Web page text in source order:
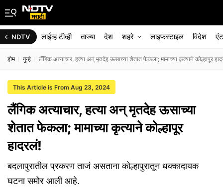
NDTV लाईव्ह टीव्ही ताज्या देश शहरे लाइफस्टाइल विदेश
होम गुन्हे लैंगिक अत्याचार, हत्या अन् मृतदेह ऊसाच्या शेतात फेकला; मामाच्या कृत्याने कोल्हापूर
This Article is From Aug 23, 2024
लैंगिक अत्याचार, हत्या अन् मृतदेह ऊसाच्या
शेतात फेकला; मामाच्या कृत्याने कोल्हापूर
हादरलं!
बदलापुरातील प्रकरण ताजं असताना कोल्हापुरातून धक्कादायक
घटना समोर आली आहे.